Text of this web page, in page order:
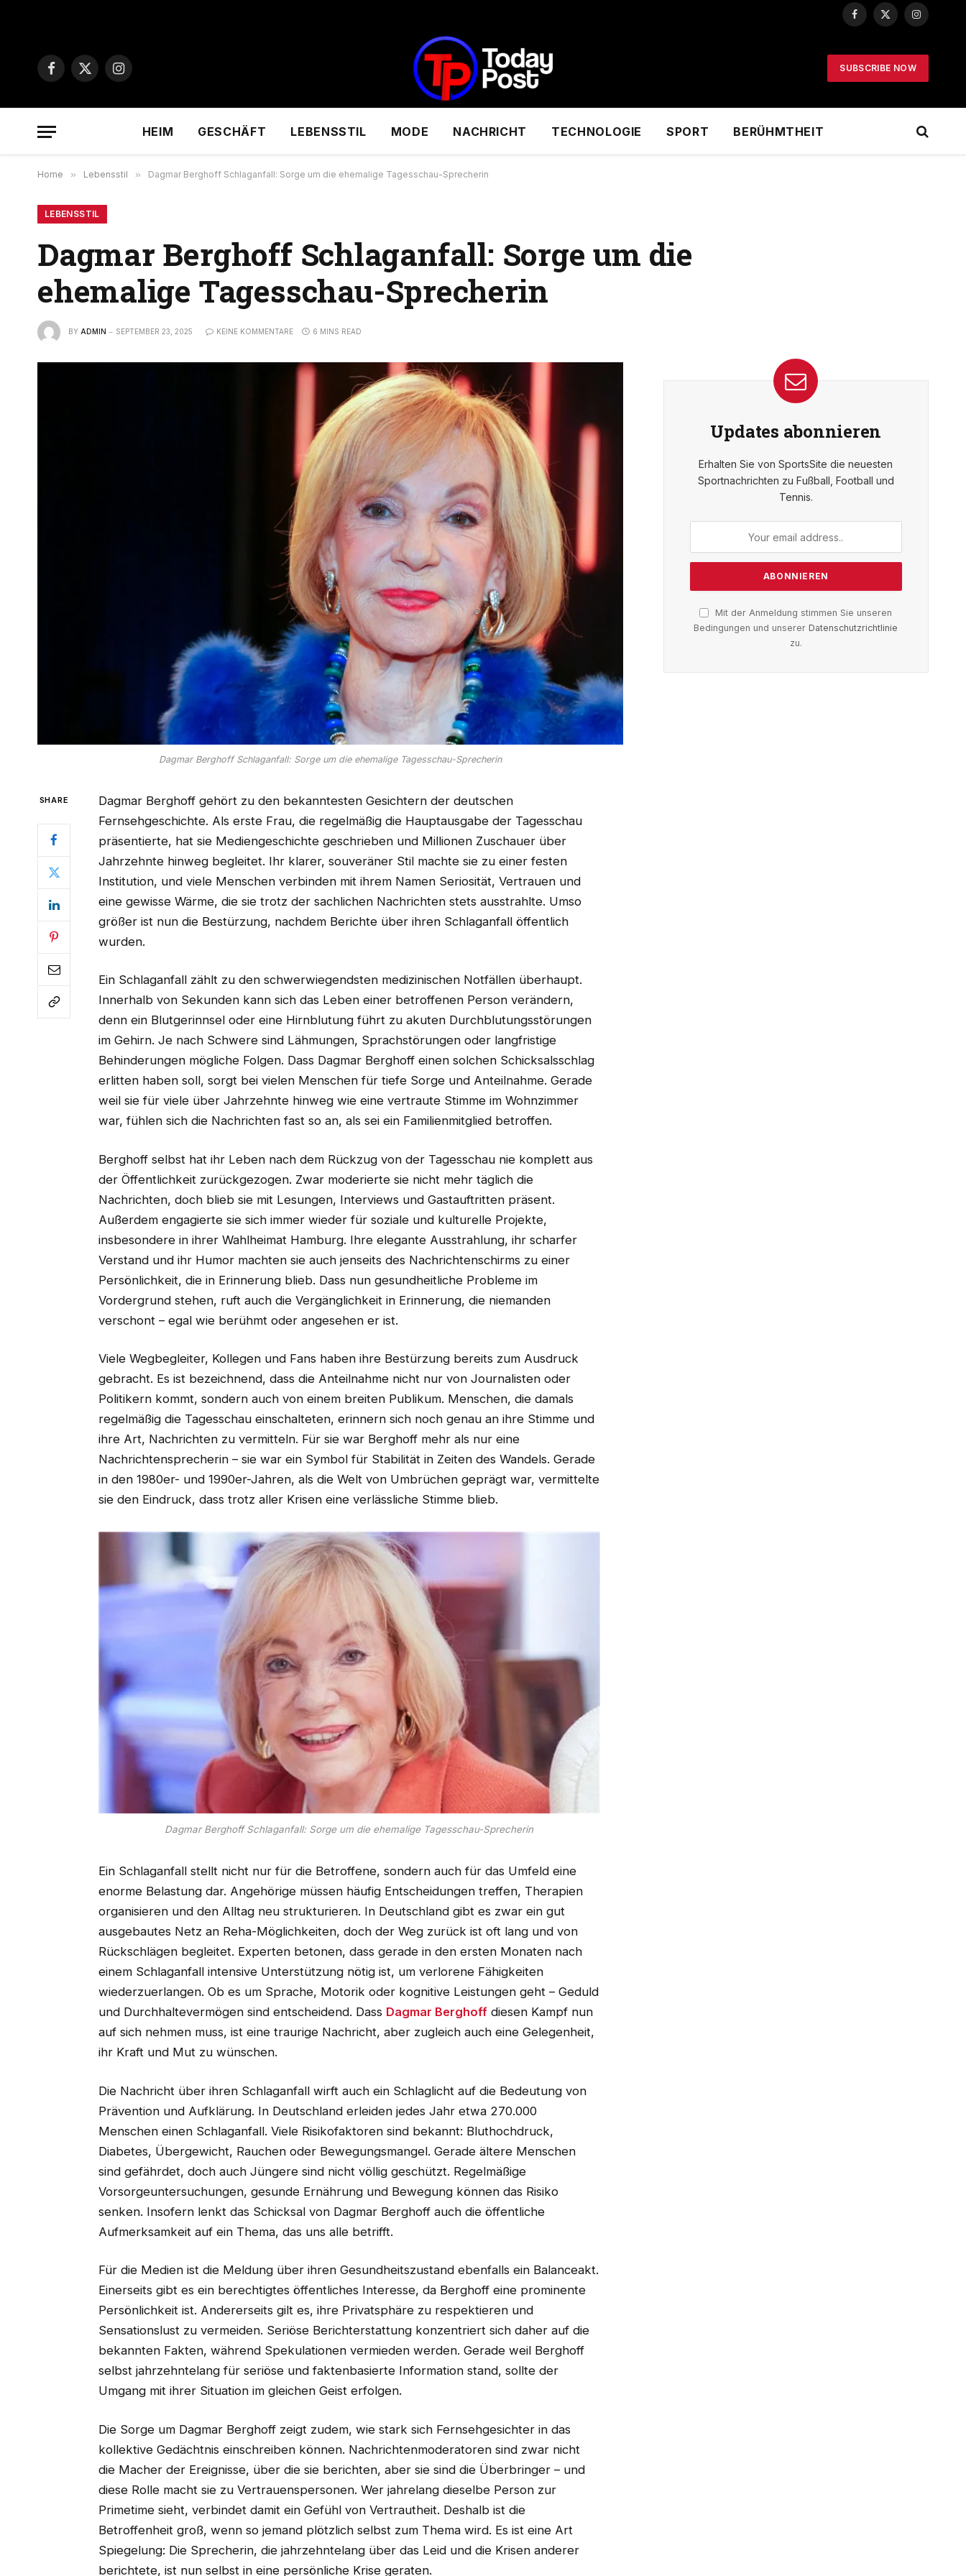
Facebook
X
Instagram
Facebook
X
Instagram
SUBSCRIBE NOW
HEIM GESCHÄFT LEBENSSTIL MODE NACHRICHT TECHNOLOGIE SPORT BERÜHMTHEIT
Home » Lebensstil » Dagmar Berghoff Schlaganfall: Sorge um die ehemalige Tagesschau-Sprecherin
LEBENSSTIL
Dagmar Berghoff Schlaganfall: Sorge um die
ehemalige Tagesschau-Sprecherin
BY ADMIN SEPTEMBER 23, 2025 KEINE KOMMENTARE 6 MINS READ
Dagmar Berghoff Schlaganfall: Sorge um die ehemalige Tagesschau-Sprecherin
SHARE
Dagmar Berghoff gehört zu den bekanntesten Gesichtern der deutschen
Fernsehgeschichte. Als erste Frau, die regelmäßig die Hauptausgabe der Tagesschau
präsentierte, hat sie Mediengeschichte geschrieben und Millionen Zuschauer über
Jahrzehnte hinweg begleitet. Ihr klarer, souveräner Stil machte sie zu einer festen
Institution, und viele Menschen verbinden mit ihrem Namen Seriosität, Vertrauen und
eine gewisse Wärme, die sie trotz der sachlichen Nachrichten stets ausstrahlte. Umso
größer ist nun die Bestürzung, nachdem Berichte über ihren Schlaganfall öffentlich
wurden.
Ein Schlaganfall zählt zu den schwerwiegendsten medizinischen Notfällen überhaupt.
Innerhalb von Sekunden kann sich das Leben einer betroffenen Person verändern,
denn ein Blutgerinnsel oder eine Hirnblutung führt zu akuten Durchblutungsstörungen
im Gehirn. Je nach Schwere sind Lähmungen, Sprachstörungen oder langfristige
Behinderungen mögliche Folgen. Dass Dagmar Berghoff einen solchen Schicksalsschlag
erlitten haben soll, sorgt bei vielen Menschen für tiefe Sorge und Anteilnahme. Gerade
weil sie für viele über Jahrzehnte hinweg wie eine vertraute Stimme im Wohnzimmer
war, fühlen sich die Nachrichten fast so an, als sei ein Familienmitglied betroffen.
Berghoff selbst hat ihr Leben nach dem Rückzug von der Tagesschau nie komplett aus
der Öffentlichkeit zurückgezogen. Zwar moderierte sie nicht mehr täglich die
Nachrichten, doch blieb sie mit Lesungen, Interviews und Gastauftritten präsent.
Außerdem engagierte sie sich immer wieder für soziale und kulturelle Projekte,
insbesondere in ihrer Wahlheimat Hamburg. Ihre elegante Ausstrahlung, ihr scharfer
Verstand und ihr Humor machten sie auch jenseits des Nachrichtenschirms zu einer
Persönlichkeit, die in Erinnerung blieb. Dass nun gesundheitliche Probleme im
Vordergrund stehen, ruft auch die Vergänglichkeit in Erinnerung, die niemanden
verschont – egal wie berühmt oder angesehen er ist.
Viele Wegbegleiter, Kollegen und Fans haben ihre Bestürzung bereits zum Ausdruck
gebracht. Es ist bezeichnend, dass die Anteilnahme nicht nur von Journalisten oder
Politikern kommt, sondern auch von einem breiten Publikum. Menschen, die damals
regelmäßig die Tagesschau einschalteten, erinnern sich noch genau an ihre Stimme und
ihre Art, Nachrichten zu vermitteln. Für sie war Berghoff mehr als nur eine
Nachrichtensprecherin – sie war ein Symbol für Stabilität in Zeiten des Wandels. Gerade
in den 1980er- und 1990er-Jahren, als die Welt von Umbrüchen geprägt war, vermittelte
sie den Eindruck, dass trotz aller Krisen eine verlässliche Stimme blieb.
Dagmar Berghoff Schlaganfall: Sorge um die ehemalige Tagesschau-Sprecherin
Ein Schlaganfall stellt nicht nur für die Betroffene, sondern auch für das Umfeld eine
enorme Belastung dar. Angehörige müssen häufig Entscheidungen treffen, Therapien
organisieren und den Alltag neu strukturieren. In Deutschland gibt es zwar ein gut
ausgebautes Netz an Reha-Möglichkeiten, doch der Weg zurück ist oft lang und von
Rückschlägen begleitet. Experten betonen, dass gerade in den ersten Monaten nach
einem Schlaganfall intensive Unterstützung nötig ist, um verlorene Fähigkeiten
wiederzuerlangen. Ob es um Sprache, Motorik oder kognitive Leistungen geht – Geduld
und Durchhaltevermögen sind entscheidend. Dass Dagmar Berghoffdiesen Kampf nun
auf sich nehmen muss, ist eine traurige Nachricht, aber zugleich auch eine Gelegenheit,
ihr Kraft und Mut zu wünschen.
Die Nachricht über ihren Schlaganfall wirft auch ein Schlaglicht auf die Bedeutung von
Prävention und Aufklärung. In Deutschland erleiden jedes Jahr etwa 270.000
Menschen einen Schlaganfall. Viele Risikofaktoren sind bekannt: Bluthochdruck,
Diabetes, Übergewicht, Rauchen oder Bewegungsmangel. Gerade ältere Menschen
sind gefährdet, doch auch Jüngere sind nicht völlig geschützt. Regelmäßige
Vorsorgeuntersuchungen, gesunde Ernährung und Bewegung können das Risiko
senken. Insofern lenkt das Schicksal von Dagmar Berghoff auch die öffentliche
Aufmerksamkeit auf ein Thema, das uns alle betrifft.
Für die Medien ist die Meldung über ihren Gesundheitszustand ebenfalls ein Balanceakt.
Einerseits gibt es ein berechtigtes öffentliches Interesse, da Berghoff eine prominente
Persönlichkeit ist. Andererseits gilt es, ihre Privatsphäre zu respektieren und
Sensationslust zu vermeiden. Seriöse Berichterstattung konzentriert sich daher auf die
bekannten Fakten, während Spekulationen vermieden werden. Gerade weil Berghoff
selbst jahrzehntelang für seriöse und faktenbasierte Information stand, sollte der
Umgang mit ihrer Situation im gleichen Geist erfolgen.
Die Sorge um Dagmar Berghoff zeigt zudem, wie stark sich Fernsehgesichter in das
kollektive Gedächtnis einschreiben können. Nachrichtenmoderatoren sind zwar nicht
die Macher der Ereignisse, über die sie berichten, aber sie sind die Überbringer – und
diese Rolle macht sie zu Vertrauenspersonen. Wer jahrelang dieselbe Person zur
Primetime sieht, verbindet damit ein Gefühl von Vertrautheit. Deshalb ist die
Betroffenheit groß, wenn so jemand plötzlich selbst zum Thema wird. Es ist eine Art
Spiegelung: Die Sprecherin, die jahrzehntelang über das Leid und die Krisen anderer
berichtete, ist nun selbst in eine persönliche Krise geraten.
Updates abonnieren
Erhalten Sie von SportsSite die neuesten
Sportnachrichten zu Fußball, Football und
Tennis.
Mit der Anmeldung stimmen Sie unseren
Bedingungen und unsererDatenschutzrichtlinie
zu.